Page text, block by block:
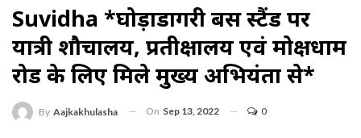
Suvidha *घोड़ाडोंगरी बस स्टैंड पर
यात्री शौचालय, प्रतीक्षालय एवं मोक्षधाम
रोड के लिए मिले मुख्य अभियंता से*
By Aajkakhulasha On Sep 13, 2022 0